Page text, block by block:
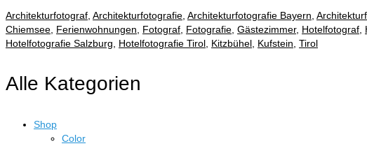
Architekturfotograf Architekturfotografie Architekturfotografie Bayern
Chiemsee Ferienwohnungen Fotograf Fotografie Gästezimmer, Hotelfotograf
Hotelfotografie Salzburg
Hotelfotografie Tirol Kitzbühel Kufstein Tirol
Alle Kategorien
Shop
Color